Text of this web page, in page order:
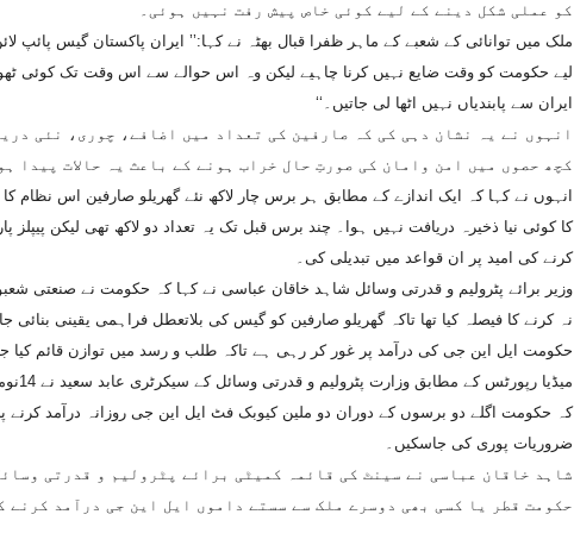
کو عملی شکل دینے کے لیے کوئی خاص پیش رفت نہیں ہوئی۔
ملک میں توانائی کے شعبے کے ماہر ظفرا قبال بھٹہ نے کہا:’’ ایران پاکستان گیس پائپ
لیے حکومت کو وقت ضایع نہیں کرنا چاہیے لیکن وہ اس حوالے سے اس وقت تک کوئی
ایران سے پابندیاں نہیں اٹھا لی جاتیں۔‘‘
انہوں نے یہ نشان دہی کی کہ صارفین کی تعداد میں اضافے، چوری، نئی
کچھ حصوں میں امن وامان کی صورتِ حال خراب ہونے کے باعث یہ حالات پیدا
انہوں نے کہا کہ ایک اندازے کے مطابق ہر برس چار لاکھ نئے گھریلو صارفین اس
کا کوئی نیا ذخیرہ دریافت نہیں ہوا۔ چند برس قبل تک یہ تعداد دو لاکھ تھی لیکن
کرنے کی امید پر ان قواعد میں تبدیلی کی۔
وزیر برائے پٹرولیم و قدرتی وسائل شاہد خاقان عباسی نے کہا کہ حکومت نے صنعتی
نہ کرنے کا فیصلہ کیا تھا تاکہ گھریلو صارفین کو گیس کی بلاتعطل فراہمی یقینی بنائی
حکومت ایل این جی کی درآمد پر غور کر رہی ہے تاکہ طلب و رسد میں توازن قائم کیا
میڈیا
کہ حکومت اگلے دو برسوں کے دوران دو ملین کیوبک فٹ ایل این جی روزانہ درآمد کرنے
ضروریات پوری کی جاسکیں۔
شاہد خاقان عباسی نے سینٹ کی قائمہ کمیٹی برائے پٹرولیم و قدرتی
حکومت قطر یا کسی بھی دوسرے ملک سے سستے داموں ایل این جی درآمد کرنے